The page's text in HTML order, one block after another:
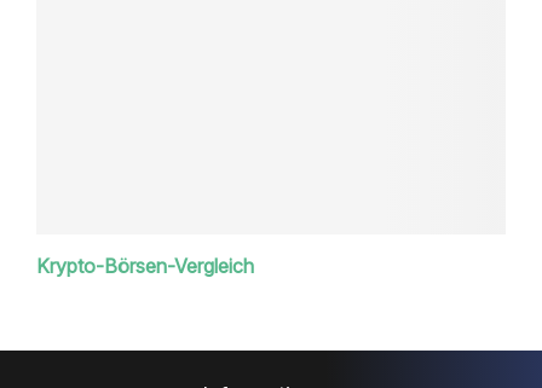
Krypto-Börsen-Vergleich